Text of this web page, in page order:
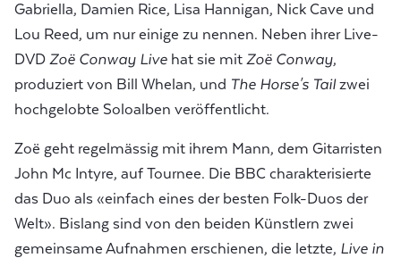
Gabriella, Damien Rice, Lisa Hannigan, Nick Cave und
Lou Reed, um nur einige zu nennen. Neben ihrer Live-
DVD Zoë Conway Live hat sie mit Zoë Conway,
produziert von Bill Whelan, und The Horse's Tailzwei
hochgelobte Soloalben veröffentlicht.
Zoë geht regelmässig mit ihrem Mann, dem Gitarristen
John Mc Intyre, auf Tournee. Die BBC charakterisierte
das Duo als «einfach eines der besten Folk-Duos der
Welt». Bislang sind von den beiden Künstlern zwei
gemeinsame Aufnahmen erschienen, die letzte, Live in